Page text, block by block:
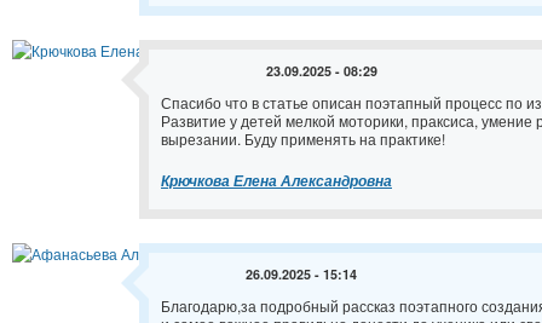
23.09.2025 - 08:29
Спасибо что в статье описан поэтапный процесс по
Развитие у детей мелкой моторики, праксиса,
вырезании. Буду применять на практике!
Крючкова Елена Александровна
26.09.2025 - 15:14
Благодарю,за подробный рассказ поэтапного